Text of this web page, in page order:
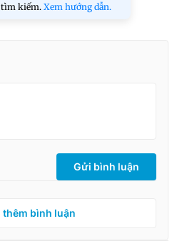
tìm kiếm. Xem hướng dẫn.
Gửi bình luận
thêm bình luận